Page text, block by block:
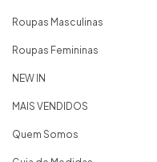
Roupas Masculinas
Roupas Femininas
NEW IN
MAIS VENDIDOS
Quem Somos